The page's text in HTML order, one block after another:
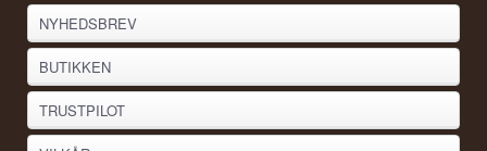
NYHEDSBREV
BUTIKKEN
TRUSTPILOT